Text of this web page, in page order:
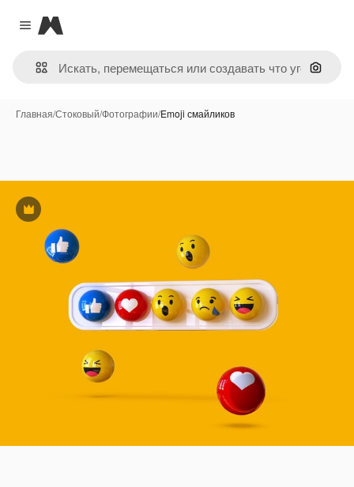
Close menu
Magnific
Поиск
Главная/Стоковый/Фотографии/Emoji смайликов
Премиум